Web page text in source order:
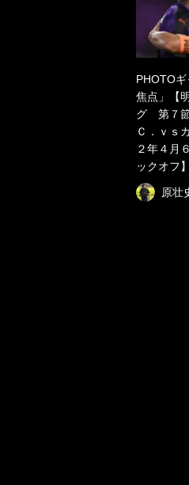
PHOTO
焦点」【
グ 第７
Ｃ．ｖｓ
２年４月
ックオフ】
原壮